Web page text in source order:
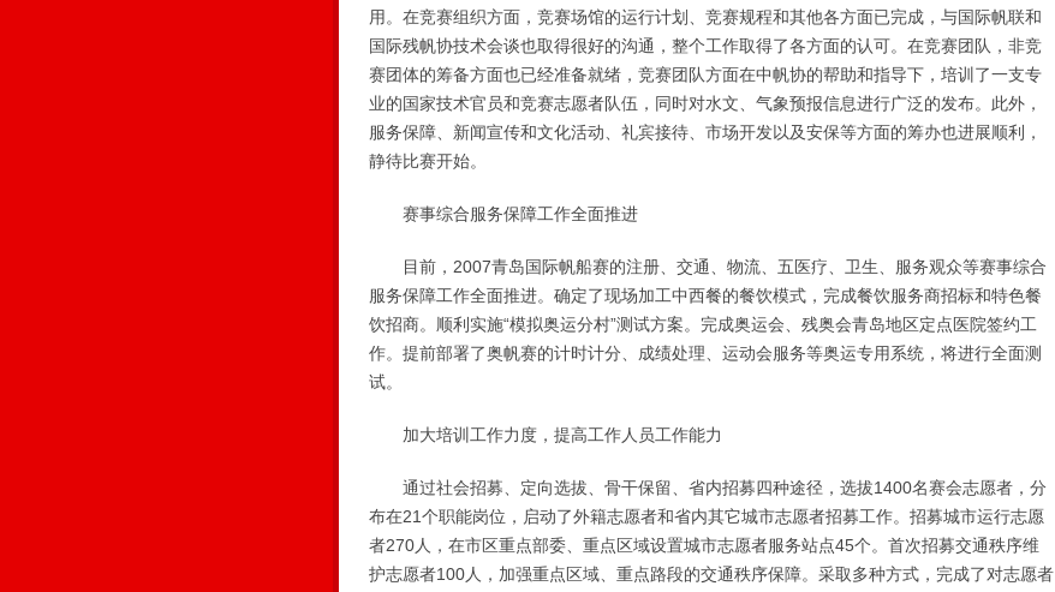
用。在竞赛组织方面，竞赛场馆的运行计划、竞赛规程和其他各方面已完成，与国际帆联和
国际残帆协技术会谈也取得很好的沟通，整个工作取得了各方面的认可。在竞赛团队，非竞
赛团体的筹备方面也已经准备就绪，竞赛团队方面在中帆协的帮助和指导下，培训了一支专
业的国家技术官员和竞赛志愿者队伍，同时对水文、气象预报信息进行广泛的发布。此外，
服务保障、新闻宣传和文化活动、礼宾接待、市场开发以及安保等方面的筹办也进展顺利，
静待比赛开始。
赛事综合服务保障工作全面推进
目前，2007青岛国际帆船赛的注册、交通、物流、五医疗、卫生、服务观众等赛事综合
服务保障工作全面推进。确定了现场加工中西餐的餐饮模式，完成餐饮服务商招标和特色餐
饮招商。顺利实施“模拟奥运分村”测试方案。完成奥运会、残奥会青岛地区定点医院签约工
作。提前部署了奥帆赛的计时计分、成绩处理、运动会服务等奥运专用系统，将进行全面测
试。
加大培训工作力度，提高工作人员工作能力
通过社会招募、定向选拔、骨干保留、省内招募四种途径，选拔1400名赛会志愿者，分
布在21个职能岗位，启动了外籍志愿者和省内其它城市志愿者招募工作。招募城市运行志愿
者270人，在市区重点部委、重点区域设置城市志愿者服务站点45个。首次招募交通秩序维
护志愿者100人，加强重点区域、重点路段的交通秩序保障。采取多种方式，完成了对志愿者